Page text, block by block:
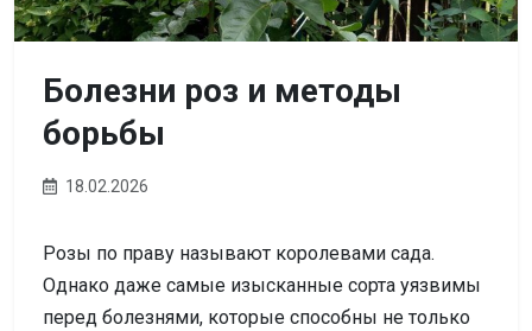
Болезни роз и методы
борьбы
18.02.2026
Розы по праву называют королевами сада.
Однако даже самые изысканные сорта уязвимы
перед болезнями, которые способны не только